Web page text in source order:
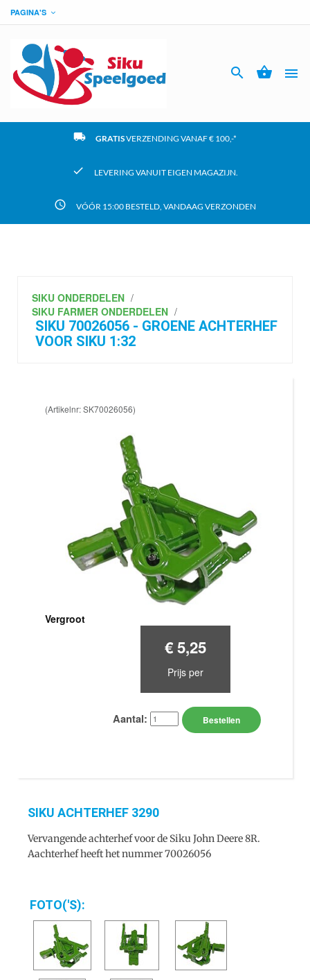
PAGINA'S



local_shipping GRATISVERZENDING VANAF € 100,-*
check LEVERING VANUIT EIGEN MAGAZIJN.
access_time VÓÓR 15:00 BESTELD, VANDAAG VERZONDEN
SIKU ONDERDELEN /
SIKU FARMER ONDERDELEN /
SIKU 70026056 - GROENE ACHTERHEF
VOOR SIKU 1:32
(Artikelnr: SK70026056)
Vergroot
€ 5,25
Prijs per
Aantal: Bestellen
SIKU ACHTERHEF 3290
Vervangende achterhef voor de Siku John Deere 8R.
Aachterhef heeft het nummer 70026056
FOTO('S):